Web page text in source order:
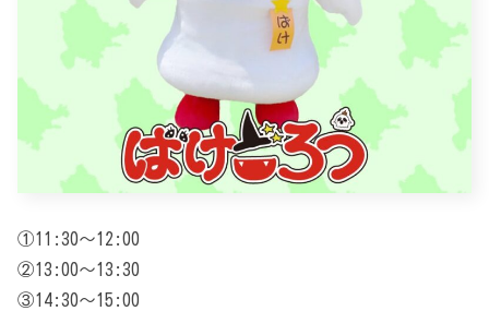
①11:30～12:00
②13:00～13:30
③14:30～15:00